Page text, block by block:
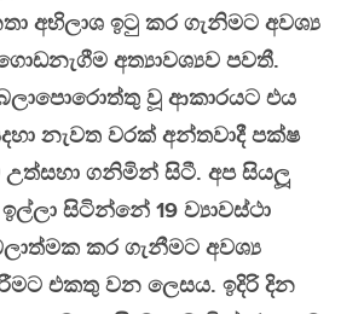
අභිලාශ ඉටු කර ගැනිමට අවශ්‍ය
අත්‍යාවශ්‍යව පවතී.
වූ ආකාරයට එය
නැවත වරක් අන්තවාදී පක්ෂ
උත්සහා ගනිමින් සිටී. අප සියලූ
සිටින්නේ 19 ව්‍යාවස්ථා
කර ගැනීමට අවශ්‍ය
එකතු වන ලෙසය. ඉදිරි දින